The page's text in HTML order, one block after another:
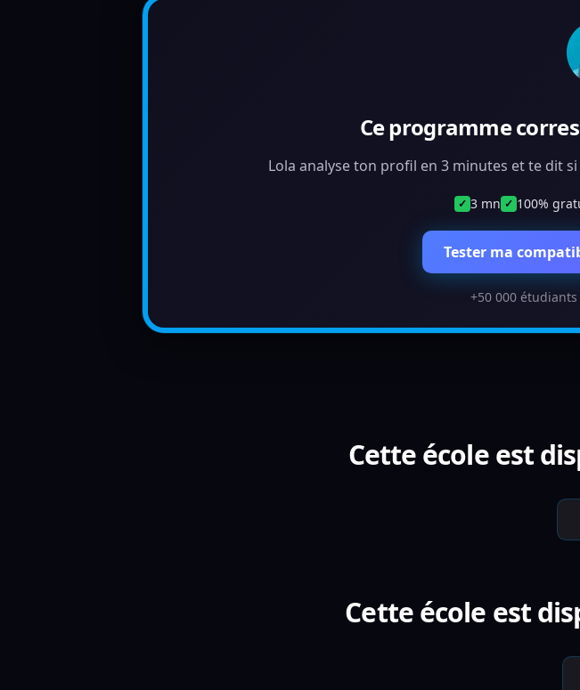
Ce programme
Lola analyse ton profil en 3 minutes et te dit
✓ 3 mn ✓ 100%
Tester ma
+50 000
Cette école est
Cette école est